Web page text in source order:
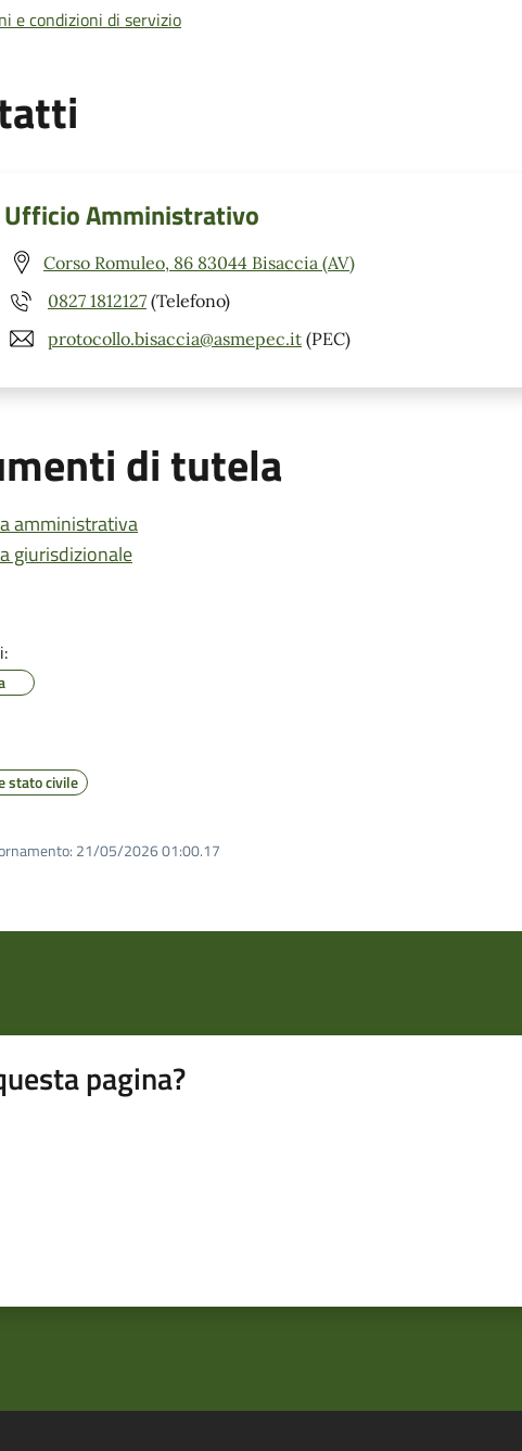
e condizioni di servizio
Ufficio Amministrativo
Corso Romuleo, 86 83044 Bisaccia (AV)
0827 1812127 (Telefono)
protocollo.bisaccia@asmepec.it (PEC)
di tutela
amministrativa
giurisdizionale
stato civile
21/05/2026 01:00.17
pagina?